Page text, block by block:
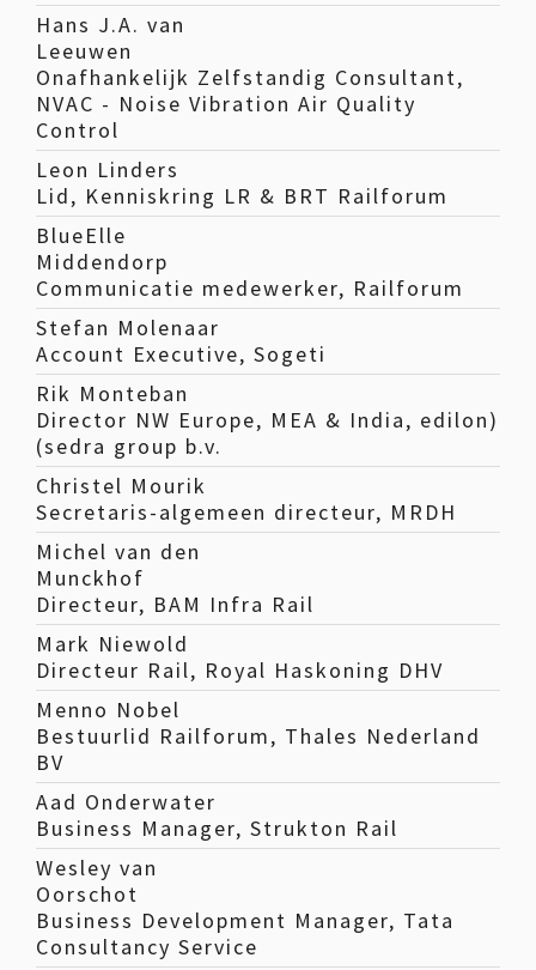
Hans J.A. van
Leeuwen
Onafhankelijk Zelfstandig Consultant,
NVAC - Noise Vibration Air Quality
Control
Leon Linders
Lid, Kenniskring LR & BRT Railforum
BlueElle
Middendorp
Communicatie medewerker, Railforum
Stefan Molenaar
Account Executive, Sogeti
Rik Monteban
Director NW Europe, MEA & India, edilon)
(sedra group b.v.
Christel Mourik
Secretaris-algemeen directeur, MRDH
Michel van den
Munckhof
Directeur, BAM Infra Rail
Mark Niewold
Directeur Rail, Royal Haskoning DHV
Menno Nobel
Bestuurlid Railforum, Thales Nederland
BV
Aad Onderwater
Business Manager, Strukton Rail
Wesley van
Oorschot
Business Development Manager, Tata
Consultancy Service